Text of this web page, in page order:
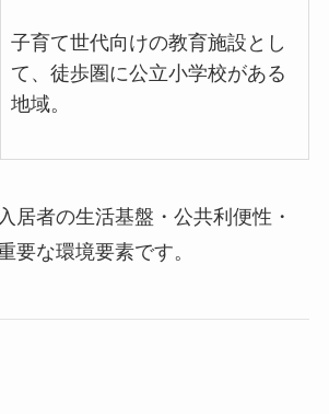
子育て世代向けの教育施設とし
て、徒歩圏に公立小学校がある
地域。
居者の生活基盤・公共利便性・
要な環境要素です。